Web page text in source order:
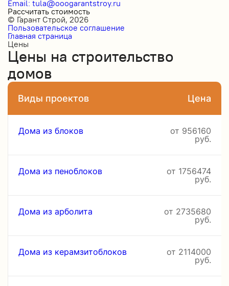
Email: tula@ooogarantstroy.ru
Рассчитать стоимость
© Гарант Строй, 2026
Пользовательское соглашение
Главная страница
Цены
Цены на строительство
домов
Виды проектов Цена
Дома из блоков
от 956160
руб.
Дома из пеноблоков
от 1756474
руб.
Дома из арболита
от 2735680
руб.
Дома из керамзитоблоков
от 2114000
руб.